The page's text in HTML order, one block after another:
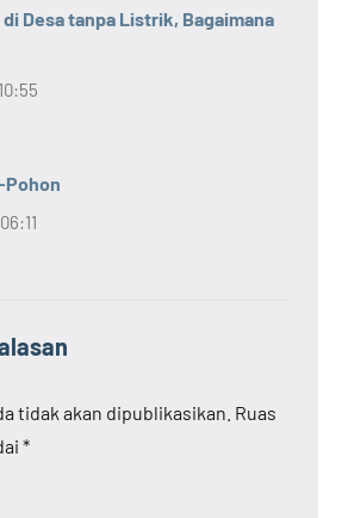
Desa tanpa Listrik, Bagaimana
Pohon
tidak akan dipublikasikan. Ruas
*